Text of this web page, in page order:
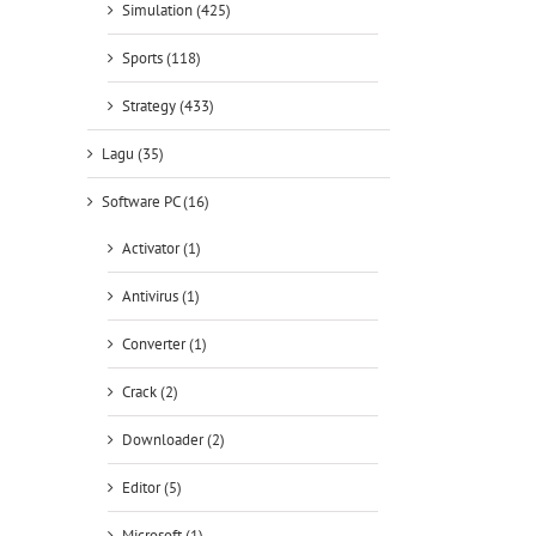
Simulation (425)
Sports (118)
Strategy (433)
Lagu (35)
Software PC (16)
Activator (1)
Antivirus (1)
Converter (1)
Crack (2)
Downloader (2)
Editor (5)